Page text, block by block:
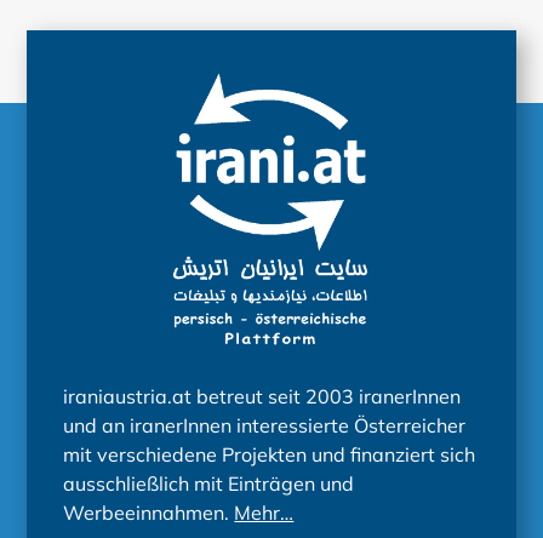
iraniaustria.at betreut seit 2003 iranerInnen
und an iranerInnen interessierte Österreicher
mit verschiedene Projekten und finanziert sich
ausschließlich mit Einträgen und
Werbeeinnahmen. Mehr…